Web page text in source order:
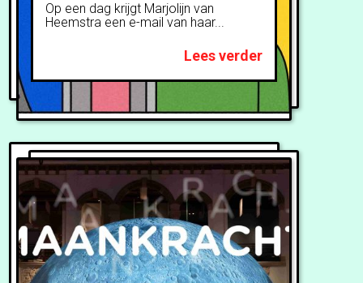
Op een dag krijgt Marjolijn van
Heemstra een e-mail van haar...
Lees verder